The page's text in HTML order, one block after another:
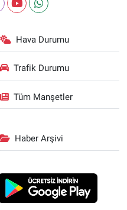
Hava Durumu
Trafik Durumu
Tüm Manşetler
Haber Arşivi